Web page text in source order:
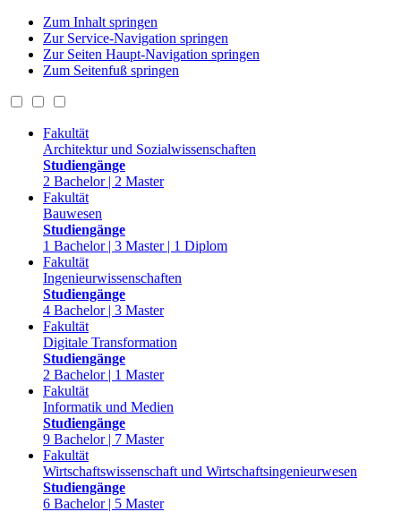
Zum Inhalt springen
Zur Service-Navigation springen
Zur Seiten Haupt-Navigation springen
Zum Seitenfuß springen
Fakultät
Architektur und Sozialwissenschaften
Studiengänge
2 Bachelor | 2 Master
Fakultät
Bauwesen
Studiengänge
1 Bachelor | 3 Master | 1 Diplom
Fakultät
Ingenieurwissenschaften
Studiengänge
4 Bachelor | 3 Master
Fakultät
Digitale Transformation
Studiengänge
2 Bachelor | 1 Master
Fakultät
Informatik und Medien
Studiengänge
9 Bachelor | 7 Master
Fakultät
Wirtschaftswissenschaft und Wirtschaftsingenieurwesen
Studiengänge
6 Bachelor | 5 Master